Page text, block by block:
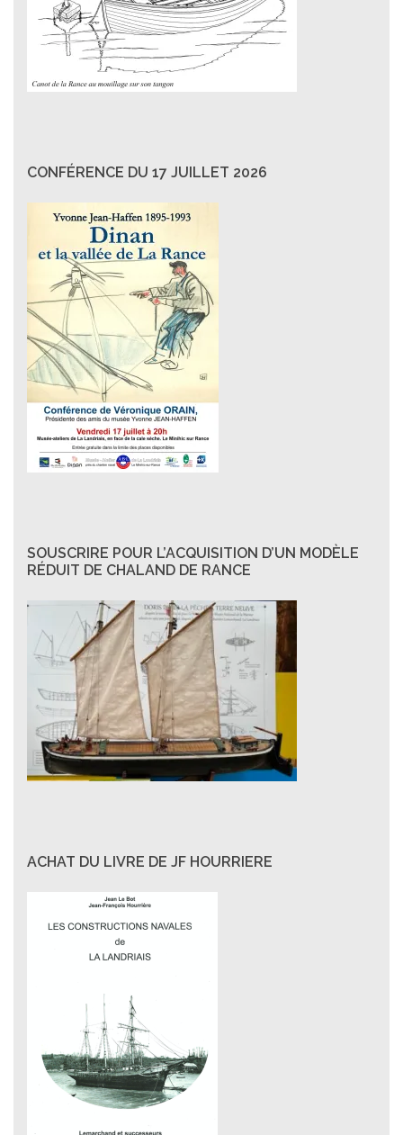
CONFÉRENCE DU 17 JUILLET 2026
SOUSCRIRE POUR L’ACQUISITION D’UN MODÈLE
RÉDUIT DE CHALAND DE RANCE
ACHAT DU LIVRE DE JF HOURRIERE